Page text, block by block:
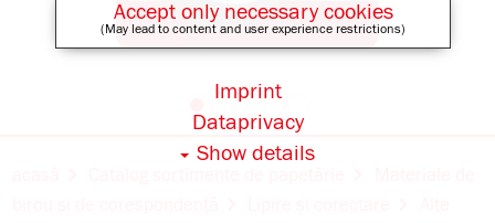
Accept only necessary cookies
(May lead to content and user experience restrictions)
Show details
Dataprivacy
Imprint